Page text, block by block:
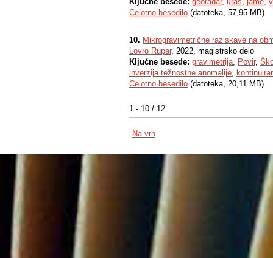
1 - 10 / 12
Celotno besedilo (datoteka, 57,95 MB)
10. Mikrogravimetrične raziskave na
Lovro Rupar, 2022, magistrsko delo
Ključne besede: gravimetrija, Povir,
inverzija težnostne anomalije,
Celotno besedilo (datoteka, 20,11 MB)
Na vrh